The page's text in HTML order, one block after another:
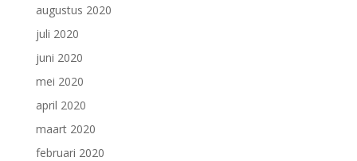
augustus 2020
juli 2020
juni 2020
mei 2020
april 2020
maart 2020
februari 2020